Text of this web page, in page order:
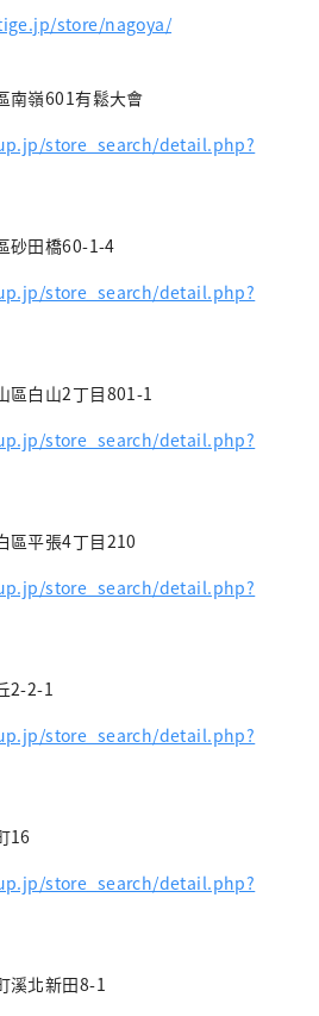
store/nagoya/
南嶺601有鬆大會
store_search/detail.php?
砂田橋60-1-4
store_search/detail.php?
區白山2丁目801-1
store_search/detail.php?
區平張4丁目210
store_search/detail.php?
2-2-1
store_search/detail.php?
16
store_search/detail.php?
溪北新田8-1